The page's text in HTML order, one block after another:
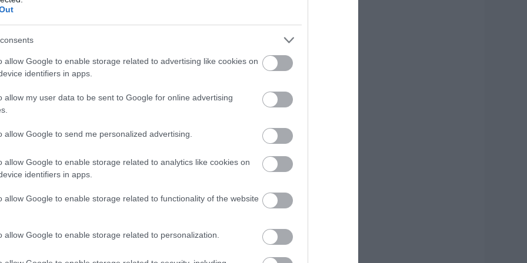
allow Google to enable storage related to advertising like cookies on
identifiers in apps.
allow my user data to be sent to Google for online advertising
allow Google to send me personalized advertising.
allow Google to enable storage related to analytics like cookies on
identifiers in apps.
allow Google to enable storage related to functionality of the website
allow Google to enable storage related to personalization.
plusieurs magasins
de 200.000 ventilateurs et climatiseurs.
Des entrées ont été forcées par
07.08.2026 | 17:40
Εύβοια: Αυτός είναι
ο 36χρονος
επιχειρηματίας πού
07.08.2026 | 17:20